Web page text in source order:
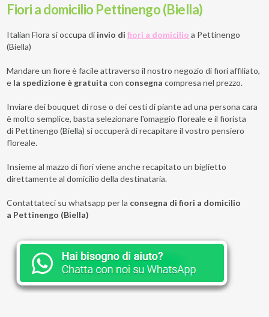
Fiori a domicilio Pettinengo (Biella)
Italian Flora si occupa di invio difiori a domicilio a Pettinengo
(Biella)
Mandare un fiore è facile attraverso il nostro negozio di fiori affiliato,
e la spedizione è gratuita con consegna compresa nel prezzo.
Inviare dei bouquet di rose o dei cesti di piante ad una persona cara
è molto semplice, basta selezionare l'omaggio floreale e il fiorista
di Pettinengo (Biella) si occuperà di recapitare il vostro pensiero
floreale.
Insieme al mazzo di fiori viene anche recapitato un biglietto
direttamente al domicilio della destinataria.
Contattateci su whatsapp per la consegna di fiori a domicilio
a Pettinengo (Biella)